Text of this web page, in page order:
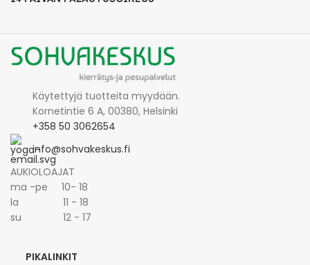
Käytettyjä tuotteita myydään.
Kornetintie 6 A, 00380, Helsinki
+358 50 3062654
info@sohvakeskus.fi
AUKIOLOAJAT
ma -pe 10- 18
la 11 - 18
su 12 - 17
PIKALINKIT